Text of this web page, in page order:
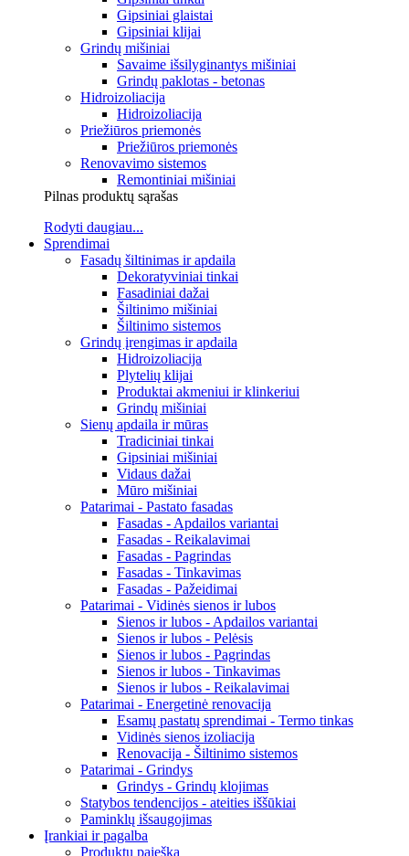
Gipsiniai glaistai
Gipsiniai klijai
Grindų mišiniai
Savaime išsilyginantys mišiniai
Grindų paklotas - betonas
Hidroizoliacija
Hidroizoliacija
Priežiūros priemonės
Priežiūros priemonės
Renovavimo sistemos
Remontiniai mišiniai
Pilnas produktų sąrašas
Rodyti daugiau...
Sprendimai
Fasadų šiltinimas ir apdaila
Dekoratyviniai tinkai
Fasadiniai dažai
Šiltinimo mišiniai
Šiltinimo sistemos
Grindų įrengimas ir apdaila
Hidroizoliacija
Plytelių klijai
Produktai akmeniui ir klinkeriui
Grindų mišiniai
Sienų apdaila ir mūras
Tradiciniai tinkai
Gipsiniai mišiniai
Vidaus dažai
Mūro mišiniai
Patarimai - Pastato fasadas
Fasadas - Apdailos variantai
Fasadas - Reikalavimai
Fasadas - Pagrindas
Fasadas - Tinkavimas
Fasadas - Pažeidimai
Patarimai - Vidinės sienos ir lubos
Sienos ir lubos - Apdailos variantai
Sienos ir lubos - Pelėsis
Sienos ir lubos - Pagrindas
Sienos ir lubos - Tinkavimas
Sienos ir lubos - Reikalavimai
Patarimai - Energetinė renovacija
Esamų pastatų sprendimai - Termo tinkas
Vidinės sienos izoliacija
Renovacija - Šiltinimo sistemos
Patarimai - Grindys
Grindys - Grindų klojimas
Statybos tendencijos - ateities iššūkiai
Paminklų išsaugojimas
Įrankiai ir pagalba
Produktų paieška